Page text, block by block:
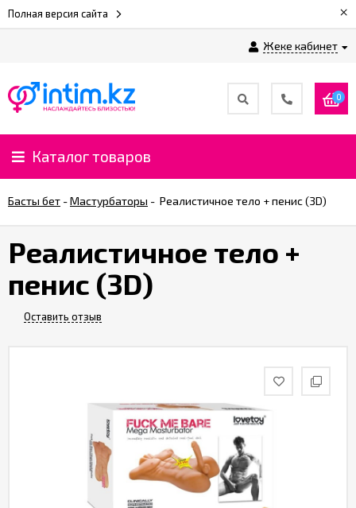
Полная версия сайта ×
Жеке кабинет
0
Каталог товаров
Басты бет -Мастурбаторы - Реалистичное тело + пенис (3D)
Реалистичное тело +
пенис (3D)
Оставить отзыв